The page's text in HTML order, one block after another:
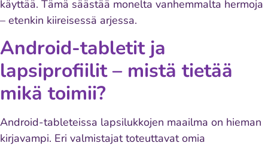
käyttää. Tämä säästää monelta vanhemmalta hermoja
– etenkin kiireisessä arjessa.
Android-tabletit ja
lapsiprofiilit – mistä tietää
mikä toimii?
Android-tableteissa lapsilukkojen maailma on hieman
kirjavampi. Eri valmistajat toteuttavat omia